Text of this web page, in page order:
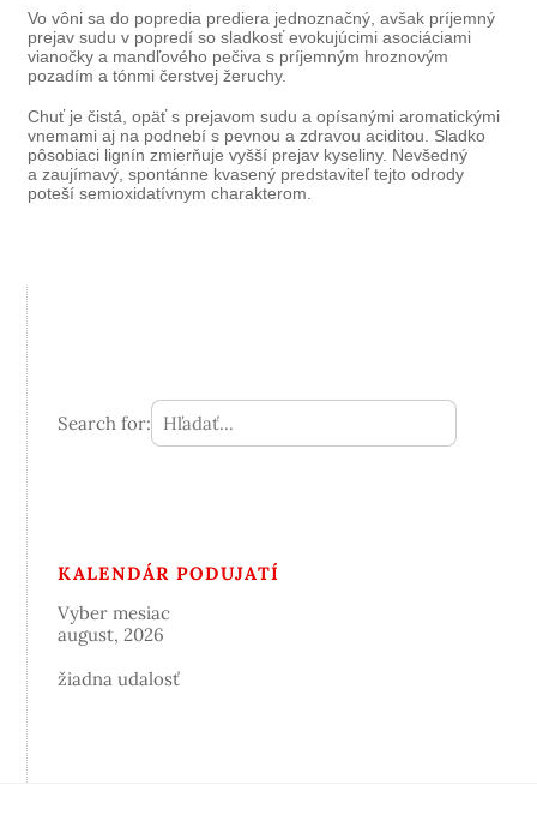
Vo vôni sa do popredia prediera jednoznačný, avšak príjemný
prejav sudu v popredí so sladkosť evokujúcimi asociáciami
vianočky a mandľového pečiva s príjemným hroznovým
pozadím a tónmi čerstvej žeruchy.
Chuť je čistá, opäť s prejavom sudu a opísanými aromatickými
vnemami aj na podnebí s pevnou a zdravou aciditou. Sladko
pôsobiaci lignín zmierňuje vyšší prejav kyseliny. Nevšedný
a zaujímavý, spontánne kvasený predstaviteľ tejto odrody
poteší semioxidatívnym charakterom.
Search for:
KALENDÁR PODUJATÍ
Vyber mesiac
august, 2026
žiadna udalosť